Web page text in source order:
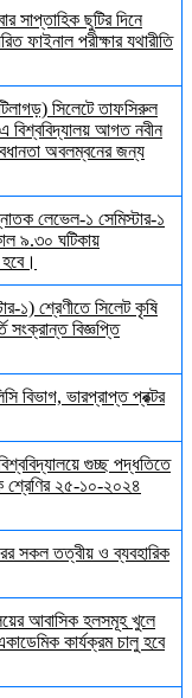
সাপ্তাহিক ছুটির দিনে
ফাইনাল পরীক্ষার যথারীতি
সিলেটে তাফসিরুল
বিশ্ববিদ্যালয় আগত নবীন
অবলম্বনের জন্য
লেভেল-১ সেমিস্টার-১
৯.৩০ ঘটিকায়
হবে।
১) শ্রেণীতে সিলেট কৃষি
সংক্রান্ত বিজ্ঞপ্তি
বিভাগ, ভারপ্রাপ্ত প্রক্টর
গুচ্ছ পদ্ধতিতে
শ্রেণির ২৫-১০-২০২৪
সকল তত্বীয় ও ব্যবহারিক
আবাসিক হলসমূহ খুলে
কার্যক্রম চালু হবে